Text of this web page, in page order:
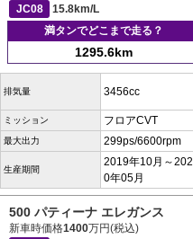
JC08
15.8km/L
満タンでどこまで走る？
1295.6km
排気量 3456cc
ミッション フロアCVT
最大出力 299ps/6600rpm
生産期間
2019年10月～202
0年05月
500 パティーナ エレガンス
新車時価格1400万円(税込)